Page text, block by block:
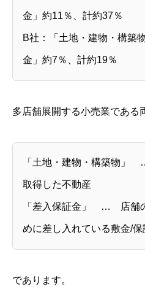
金」約11％、計約37％
B社：「土地・建物・構築
金」約7％、計約19％
多店舗展開する小売業である
「土地・建物・構築物
取得した不動産
「差入保証金」 … 店舗
めに差し入れている敷金/保
であります。